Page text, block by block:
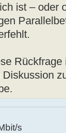
ist – oder
s